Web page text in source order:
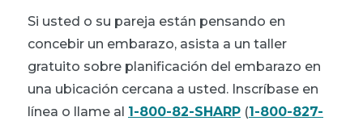
Si usted o su pareja están pensando en
concebir un embarazo, asista a un taller
gratuito sobre planificación del embarazo en
una ubicación cercana a usted. Inscríbase en
línea o llame al 1-800-82-SHARP (1-800-827-